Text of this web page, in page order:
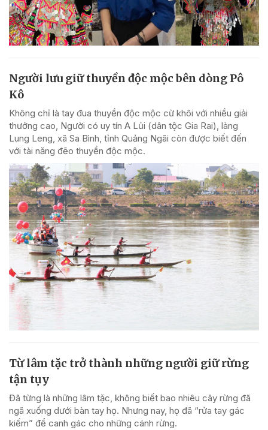
Người lưu giữ thuyền độc mộc bên dòng Pô
Kô
Không chỉ là tay đua thuyền độc mộc cừ khôi với nhiều giải
thưởng cao, Người có uy tín A Lủi (dân tộc Gia Rai), làng
Lung Leng, xã Sa Bình, tỉnh Quảng Ngãi còn được biết đến
với tài năng đẽo thuyền độc mộc.
Từ lâm tặc trở thành những người giữ rừng
tận tụy
Đã từng là những lâm tặc, không biết bao nhiêu cây rừng đã
ngã xuống dưới bàn tay họ. Nhưng nay, họ đã “rửa tay gác
kiếm” để canh gác cho những cánh rừng.